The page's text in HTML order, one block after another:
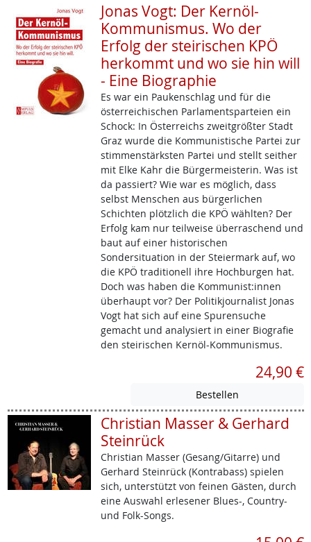
Jonas Vogt: Der Kernöl-
Kommunismus. Wo der
Erfolg der steirischen KPÖ
herkommt und wo sie hin will
- Eine Biographie
Es war ein Paukenschlag und für die
österreichischen Parlamentsparteien ein
Schock: In Österreichs zweitgrößter Stadt
Graz wurde die Kommunistische Partei zur
stimmenstärksten Partei und stellt seither
mit Elke Kahr die Bürgermeisterin. Was ist
da passiert? Wie war es möglich, dass
selbst Menschen aus bürgerlichen
Schichten plötzlich die KPÖ wählten? Der
Erfolg kam nur teilweise überraschend und
baut auf einer historischen
Sondersituation in der Steiermark auf, wo
die KPÖ traditionell ihre Hochburgen hat.
Doch was haben die Kommunist:innen
überhaupt vor? Der Politikjournalist Jonas
Vogt hat sich auf eine Spurensuche
gemacht und analysiert in einer Biografie
den steirischen Kernöl-Kommunismus.
24,90 €
Christian Masser & Gerhard
Steinrück
Christian Masser (Gesang/Gitarre) und
Gerhard Steinrück (Kontrabass) spielen
sich, unterstützt von feinen Gästen, durch
eine Auswahl erlesener Blues-, Country-
und Folk-Songs.